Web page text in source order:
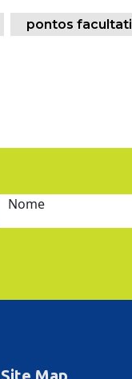
pontos
Nome